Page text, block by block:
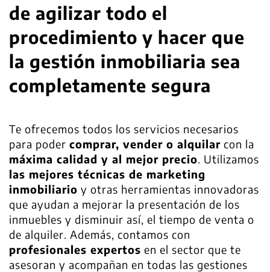
de agilizar todo el
procedimiento y hacer que
la gestión inmobiliaria sea
completamente segura
Te ofrecemos todos los servicios necesarios
para poder comprar, vender o alquilar con la
máxima calidad y al mejor precio. Utilizamos
las mejores técnicas de marketing
inmobiliario y otras herramientas innovadoras
que ayudan a mejorar la presentación de los
inmuebles y disminuir así, el tiempo de venta o
de alquiler. Además, contamos con
profesionales expertos en el sector que te
asesoran y acompañan en todas las gestiones